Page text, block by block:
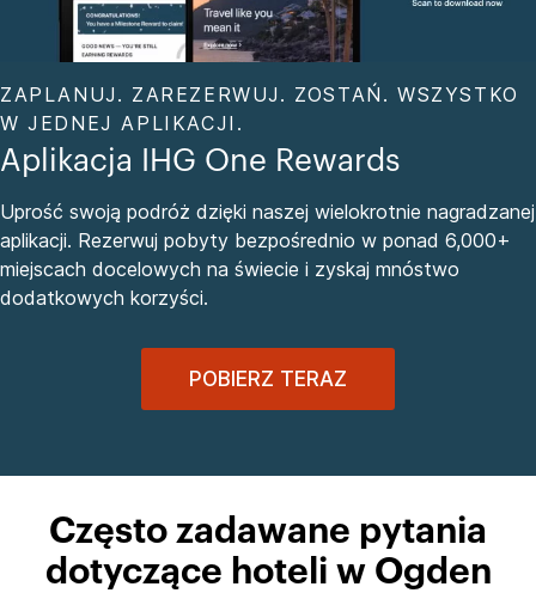
ZAPLANUJ. ZAREZERWUJ. ZOSTAŃ. WSZYSTKO
W JEDNEJ APLIKACJI.
Aplikacja IHG One Rewards
Uprość swoją podróż dzięki naszej wielokrotnie nagradzanej
aplikacji. Rezerwuj pobyty bezpośrednio w ponad 6,000+
miejscach docelowych na świecie i zyskaj mnóstwo
dodatkowych korzyści.
POBIERZ TERAZ
Często zadawane pytania
dotyczące hoteli w Ogden